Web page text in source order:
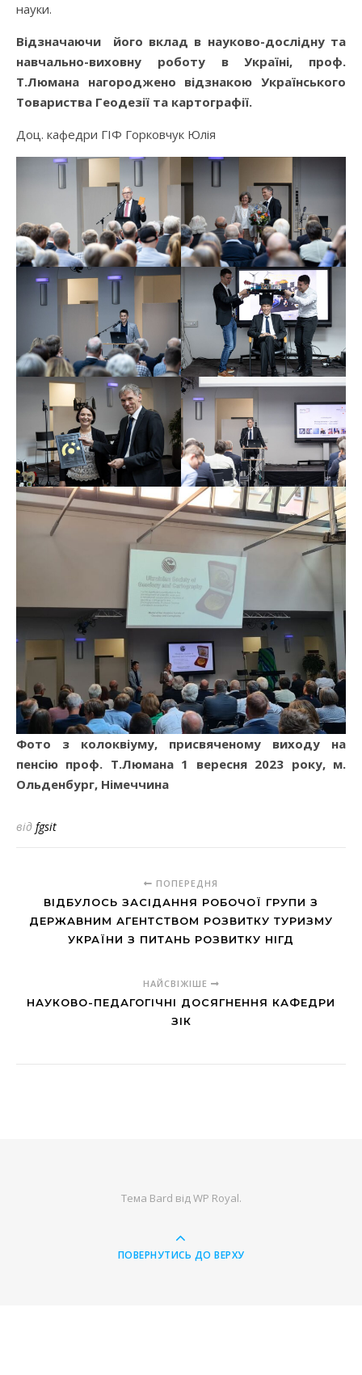
науки.
Відзначаючи його вклад в науково-дослідну та
навчально-виховну роботу в Україні, проф.
Т.Люмана нагороджено відзнакою Українського
Товариства Геодезії та картографії.
Доц. кафедри ГІФ Горковчук Юлія
Фото з колоквіуму, присвяченому виходу на
пенсію проф. Т.Люмана 1 вересня 2023 року, м.
Ольденбург, Німеччина
від fgsit
ПОПЕРЕДНЯ
ВІДБУЛОСЬ ЗАСІДАННЯ РОБОЧОЇ ГРУПИ З
ДЕРЖАВНИМ АГЕНТСТВОМ РОЗВИТКУ ТУРИЗМУ
УКРАЇНИ З ПИТАНЬ РОЗВИТКУ НІГД
НАЙСВІЖІШЕ
НАУКОВО-ПЕДАГОГІЧНІ ДОСЯГНЕННЯ КАФЕДРИ
ЗІК
Тема Bard відWP Royal.
ПОВЕРНУТИСЬ ДО ВЕРХУ